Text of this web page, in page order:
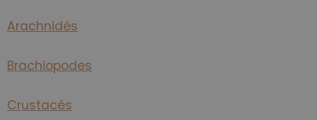
Arachnidés
Brachiopodes
Crustacés